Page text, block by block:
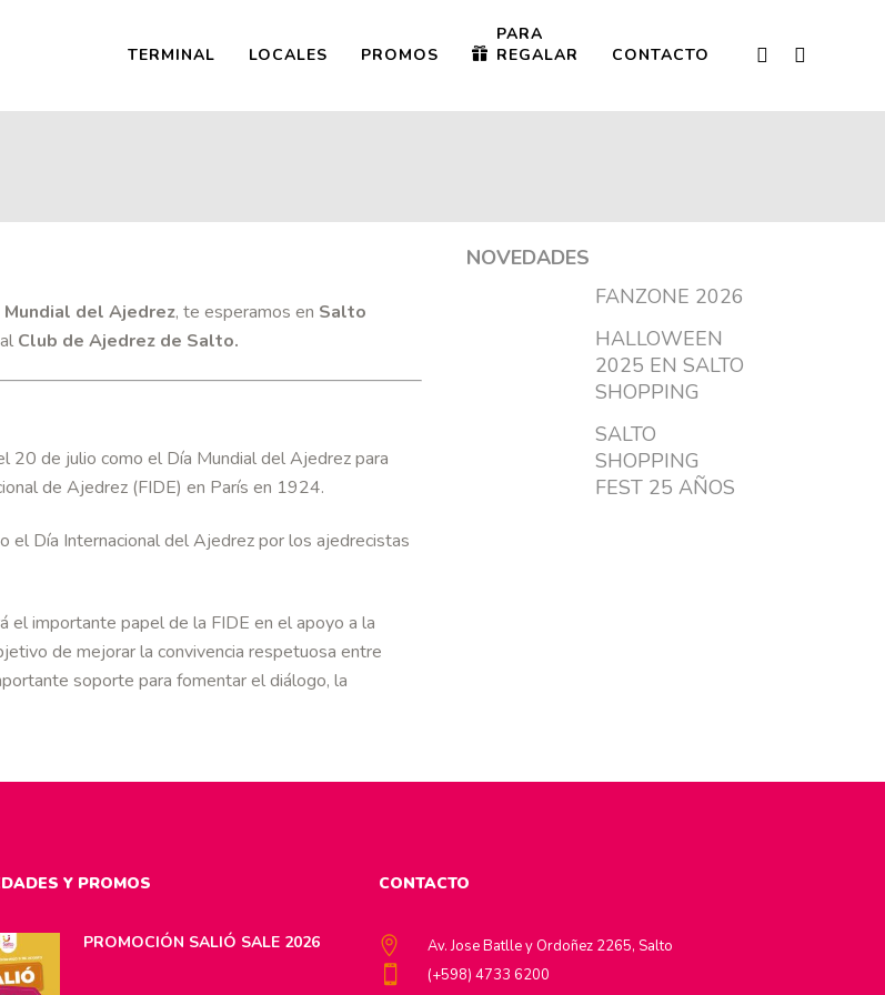
TERMINAL LOCALES PROMOS
PARA
REGALAR
CONTACTO
Mundial del Ajedrez, te esperamos en Salto
Club de Ajedrez de Salto.
20 de julio como el Día Mundial del Ajedrez para
de Ajedrez (FIDE) en París en 1924.
el Día Internacional del Ajedrez por los ajedrecistas
el importante papel de la FIDE en el apoyo a la
de mejorar la convivencia respetuosa entre
soporte para fomentar el diálogo, la
NOVEDADES
FANZONE 2026
HALLOWEEN
2025 EN SALTO
SHOPPING
SALTO
SHOPPING
FEST 25 AÑOS
Y PROMOS
PROMOCIÓN SALIÓ SALE 2026
CONTACTO
Av. Jose Batlle y Ordoñez 2265, Salto
(+598) 4733 6200